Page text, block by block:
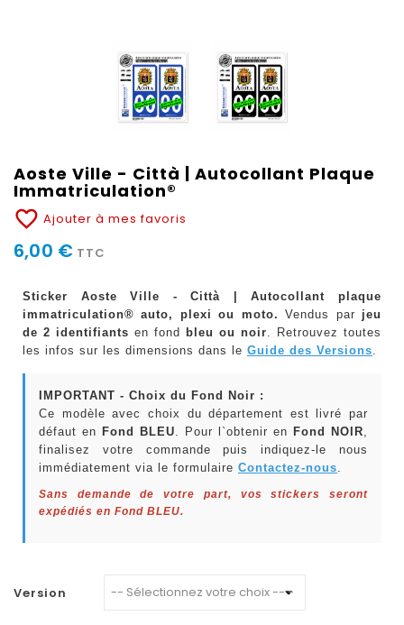
Aoste Ville - Città | Autocollant Plaque
Immatriculation®
favorite_border Ajouter à mes favoris
6,00 € TTC
Sticker Aoste Ville - Città | Autocollant plaque
immatriculation® auto, plexi ou moto. Vendus par jeu
de 2 identifiants en fond bleu ou noir. Retrouvez toutes
les infos sur les dimensions dans le Guide des Versions.
IMPORTANT - Choix du Fond Noir :
Ce modèle avec choix du département est livré par
défaut en Fond BLEU. Pour l`obtenir en Fond NOIR,
finalisez votre commande puis indiquez-le nous
immédiatement via le formulaire Contactez-nous.
Sans demande de votre part, vos stickers seront
expédiés en Fond BLEU.
Version